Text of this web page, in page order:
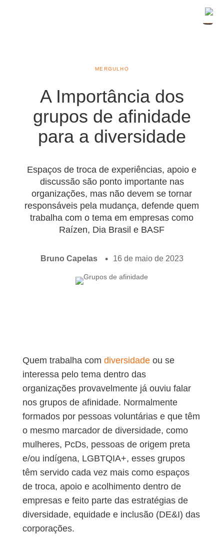
MERGULHO
A Importância dos
grupos de afinidade
para a diversidade
Espaços de troca de experiências, apoio e
discussão são ponto importante nas
organizações, mas não devem se tornar
responsáveis pela mudança, defende quem
trabalha com o tema em empresas como
Raízen, Dia Brasil e BASF
Bruno Capelas 16 de maio de 2023
Quem trabalha com diversidadeou se
interessa pelo tema dentro das
organizações provavelmente já ouviu falar
nos grupos de afinidade. Normalmente
formados por pessoas voluntárias e que têm
o mesmo marcador de diversidade, como
mulheres, PcDs, pessoas de origem preta
e/ou indígena, LGBTQIA+, esses grupos
têm servido cada vez mais como espaços
de troca, apoio e acolhimento dentro de
empresas e feito parte das estratégias de
diversidade, equidade e inclusão (DE&I) das
corporações.